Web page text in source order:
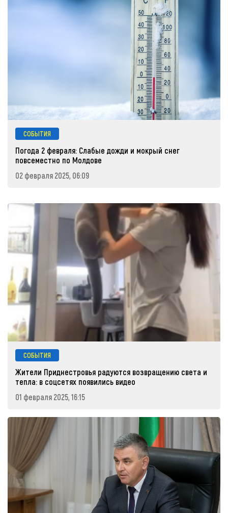
СОБЫТИЯ
Погода 2 февраля: Слабые дожди и мокрый снег
повсеместно по Молдове
02 февраля 2025, 06:09
СОБЫТИЯ
Жители Приднестровья радуются возвращению света и
тепла: в соцсетях появились видео
01 февраля 2025, 16:15